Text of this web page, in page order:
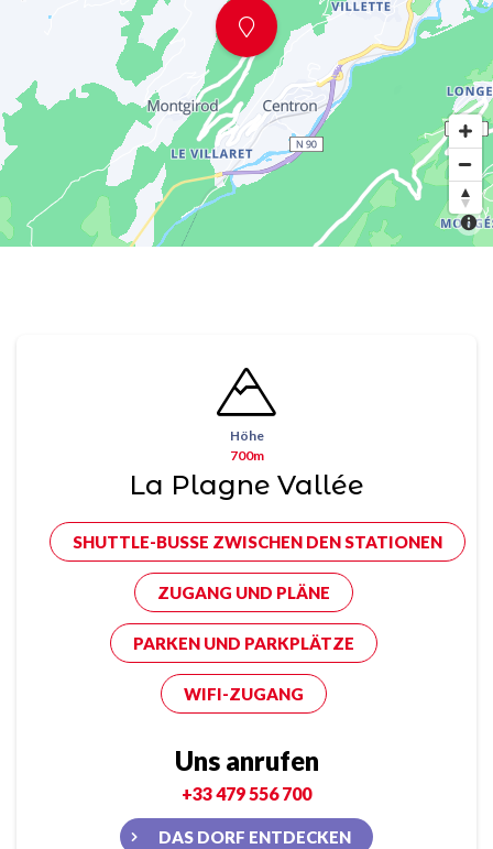
Höhe
700m
La Plagne Vallée
SHUTTLE-BUSSE ZWISCHEN DEN STATIONEN
ZUGANG UND PLÄNE
PARKEN UND PARKPLÄTZE
WIFI-ZUGANG
Uns anrufen
+33 479 556 700
DAS DORF ENTDECKEN